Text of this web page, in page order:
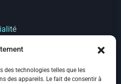
des technologies telles que les
des appareils. Le fait de consentir à